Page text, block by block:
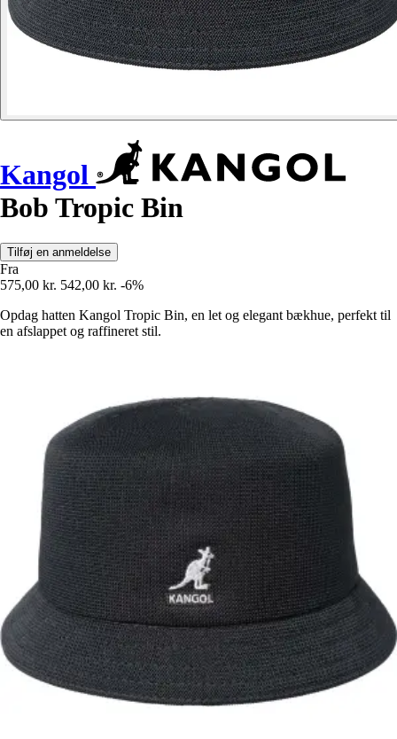
Kangol
Bob Tropic Bin
Tilføj en anmeldelse
Fra
575,00 kr. 542,00 kr. -6%
Opdag hatten Kangol Tropic Bin, en let og elegant bækhue, perfekt til
en afslappet og raffineret stil.